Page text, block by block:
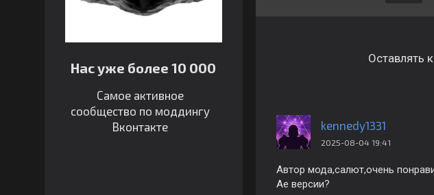
Нас уже более 10 000
Самое активное
сообщество по моддингу
Вконтакте
Оставлять
kennedy1331
2025-08-04 19:41
Автор мода,салют,очень
Ае версии?